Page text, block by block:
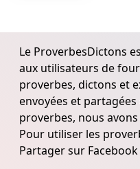
Le ProverbesDictons
aux utilisateurs de
proverbes, dictons et
envoyées et
proverbes, nous
Pour utiliser les
Partager sur Facebook